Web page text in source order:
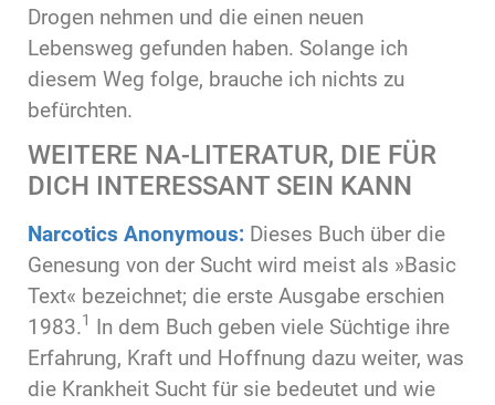
Drogen nehmen und die einen neuen
Lebensweg gefunden haben. Solange ich
diesem Weg folge, brauche ich nichts zu
befürchten.
WEITERE NA-LITERATUR, DIE FÜR
DICH INTERESSANT SEIN KANN
Narcotics Anonymous: Dieses Buch über die
Genesung von der Sucht wird meist als »Basic
Text« bezeichnet; die erste Ausgabe erschien
1983.1 In dem Buch geben viele Süchtige ihre
Erfahrung, Kraft und Hoffnung dazu weiter, was
die Krankheit Sucht für sie bedeutet und wie